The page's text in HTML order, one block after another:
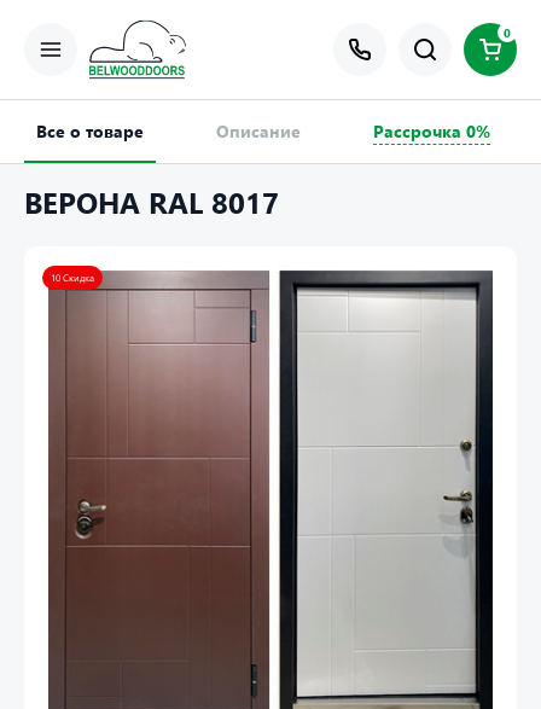
0
Все о товаре Описание Рассрочка 0%
ВЕРОНА RAL 8017
10 Скидка